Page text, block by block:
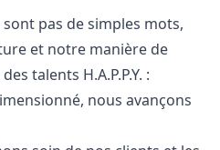
pas de simples mots,
et notre manière de
talents H.A.P.P.Y. :
nous avançons